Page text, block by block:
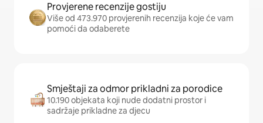
Provjerene recenzije gostiju
Više od 473.970 provjerenih recenzija koje će vam
pomoći da odaberete
Smještaji za odmor prikladni za porodice
10.190 objekata koji nude dodatni prostor i
sadržaje prikladne za djecu